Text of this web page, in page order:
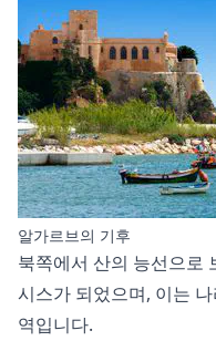
알가르브의 기후
북쪽에서 산의 능선으로
시스가 되었으며, 이는
역입니다.